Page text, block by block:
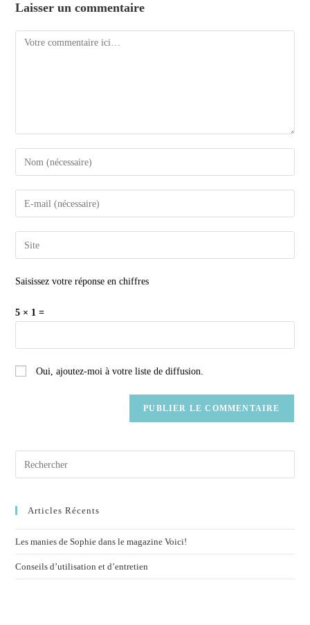
Laisser un commentaire
Saisissez votre réponse en chiffres
5 × 1 =
Oui, ajoutez-moi à votre liste de diffusion.
Articles Récents
Les manies de Sophie dans le magazine Voici!
Conseils d’utilisation et d’entretien